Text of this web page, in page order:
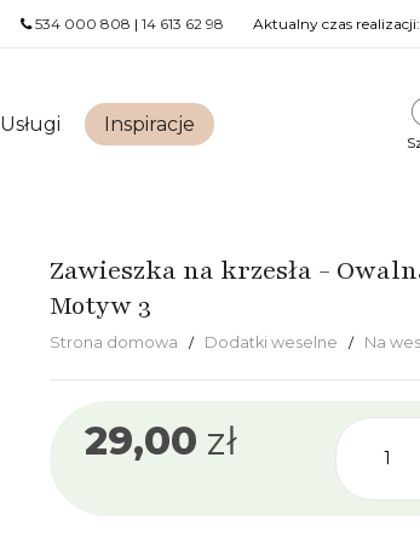
534 000 808 | 14 613 62 98 Aktualny czas realizacji:
Usługi Inspiracje
Zawieszka na krzesła -
Motyw 3
Strona domowa Dodatki weselne Na
29,00 zł